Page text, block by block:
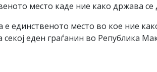
место каде ние како држава
е единственото место во кое ние
еден граѓанин во Република